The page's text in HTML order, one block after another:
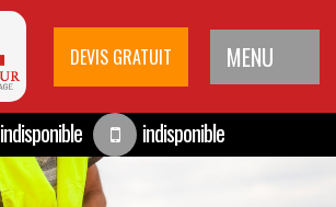
DEVIS GRATUIT MENU
indisponible indisponible